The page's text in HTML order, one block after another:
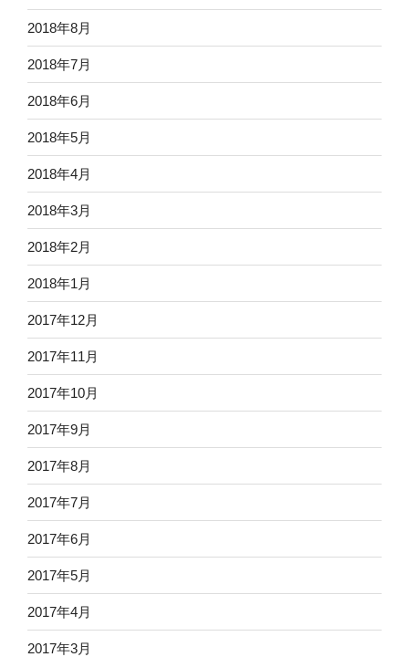
2018年8月
2018年7月
2018年6月
2018年5月
2018年4月
2018年3月
2018年2月
2018年1月
2017年12月
2017年11月
2017年10月
2017年9月
2017年8月
2017年7月
2017年6月
2017年5月
2017年4月
2017年3月